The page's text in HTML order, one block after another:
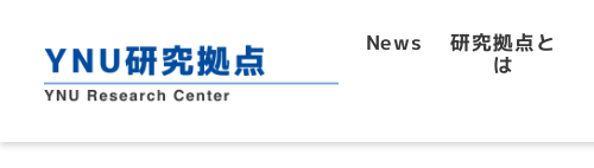
News 研究拠点と
は